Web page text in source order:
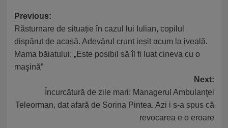
Post
navigation
Previous:
Răsturnare de situație în cazul lui Iulian, copilul
dispărut de acasă. Adevărul crunt ieșit acum la iveală.
Mama băiatului: „Este posibil să îl fi luat cineva cu o
maşină”
Next:
Încurcătură de zile mari: Managerul Ambulanţei
Teleorman, dat afară de Sorina Pintea. Azi i s-a spus că
revocarea e o eroare